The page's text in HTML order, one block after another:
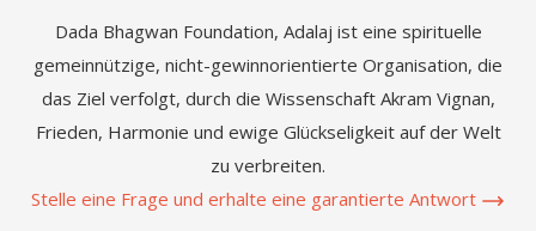
Dada Bhagwan Foundation, Adalaj ist eine spirituelle
gemeinnützige, nicht-gewinnorientierte Organisation, die
das Ziel verfolgt, durch die Wissenschaft Akram Vignan,
Frieden, Harmonie und ewige Glückseligkeit auf der Welt
zu verbreiten.
Stelle eine Frage und erhalte eine garantierte Antwort